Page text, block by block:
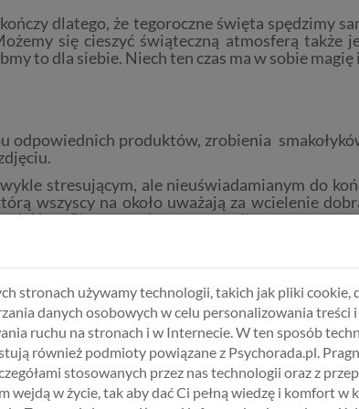
dlatego, że tegoroczne święta spędzimy
się cieszyć świąteczną atmosferą także
to dla siebie. Niech ten czas ma w sobie
odpowiednich produktów, zrobienia
stresującym, ale nieuświadamianym do
wszyscy na około uważają za wcielenie
dni jest Ci smutno. I na samą myśl, o następnym
„
Kiedy się wreszcie ustatkujesz?
z Twoim Partnerem, o którym
dawał dobre rady, o które nie prosisz, a Ty z
co możesz czuć czuć słysząc non stop
dwa źródła
stronach używamy technologii, takich jak pliki cookie,
danych osobowych w celu personalizowania treści
ruchu na stronach i w Internecie. W ten sposób
również podmioty powiązane z Psychorada.pl.
stosowanych przez nas technologii oraz z
wejdą w życie, tak aby dać Ci pełną wiedzę i komfort w